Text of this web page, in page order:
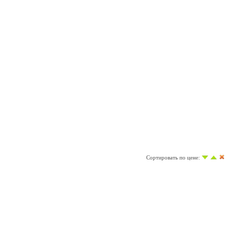
Сортировать по цене: